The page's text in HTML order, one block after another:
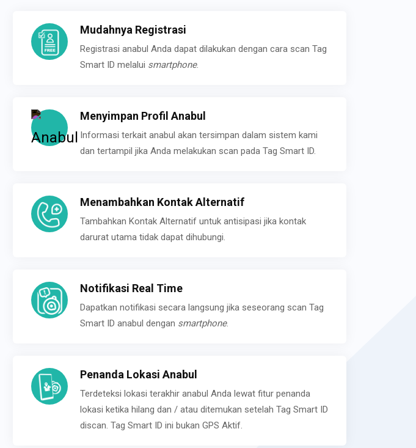
Mudahnya Registrasi
Registrasi anabul Anda dapat dilakukan dengan cara scan Tag
Smart ID melalui smartphone.
Menyimpan Profil Anabul
Informasi terkait anabul akan tersimpan dalam sistem kami
dan tertampil jika Anda melakukan scan pada Tag Smart ID.
Menambahkan Kontak Alternatif
Tambahkan Kontak Alternatif untuk antisipasi jika kontak
darurat utama tidak dapat dihubungi.
Notifikasi Real Time
Dapatkan notifikasi secara langsung jika seseorang scan Tag
Smart ID anabul dengan smartphone.
Penanda Lokasi Anabul
Terdeteksi lokasi terakhir anabul Anda lewat fitur penanda
lokasi ketika hilang dan / atau ditemukan setelah Tag Smart ID
discan. Tag Smart ID ini bukan GPS Aktif.